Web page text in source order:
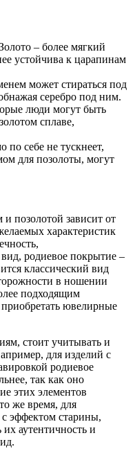
– более мягкий
устойчива к царапинам
может стираться под
серебро под ним.
люди могут быть
сплаве,
по себе не тускнеет,
для позолоты, могут
позолотой зависит от
характеристик
родиевое покрытие –
классический вид
в ношении
подходящим
ювелирные
стоит учитывать и
для изделий с
родиевое
так как оно
этих элементов
же время, для
эффектом старины,
аутентичность и